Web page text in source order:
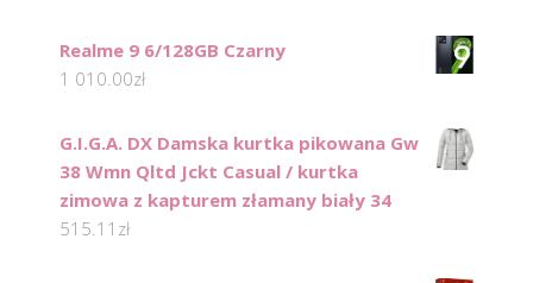
Realme 9 6/128GB Czarny
1 010.00zł
G.I.G.A. DX Damska kurtka pikowana Gw
38 Wmn Qltd Jckt Casual / kurtka
zimowa z kapturem złamany biały 34
515.11 zł